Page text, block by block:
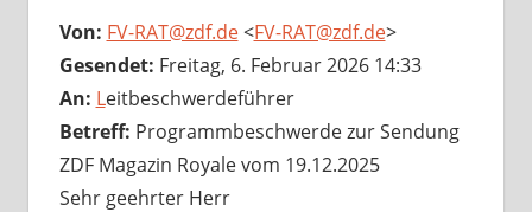
Von: FV-RAT@zdf.de<FV-RAT@zdf.de>
Gesendet: Freitag, 6. Februar 2026 14:33
An: Leitbeschwerdeführer
Betreff: Programmbeschwerde zur Sendung
ZDF Magazin Royale vom 19.12.2025
Sehr geehrter Herr